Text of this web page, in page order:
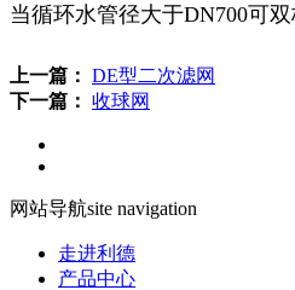
当循环水管径大于DN700可双
上一篇： DE型二次滤网
下一篇： 收球网
网站导航site navigation
走进利德
产品中心